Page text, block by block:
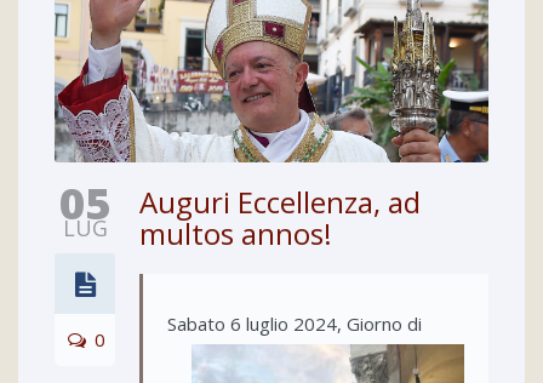
05
LUG
0
Auguri Eccellenza, ad
multos annos!
Sabato 6 luglio 2024, Giorno di